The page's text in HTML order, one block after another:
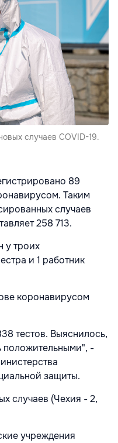
случаев COVID-19.
89
Таким
случаев
258 713.
у троих
и 1 работник
коронавирусом
тестов. Выяснилось,
положительными", -
защиты.
случаев (Чехия - 2,
учреждения